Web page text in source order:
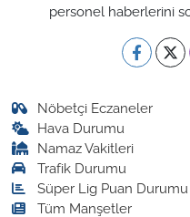
personel haberlerini
Nöbetçi Eczaneler
Hava Durumu
Namaz Vakitleri
Trafik Durumu
Süper Lig Puan
Tüm Manşetler